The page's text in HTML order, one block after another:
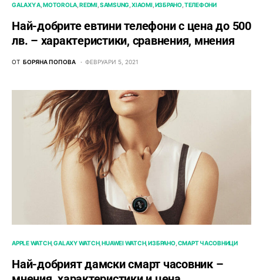
GALAXY A MOTOROLA REDMI SAMSUNG XIAOMI ИЗБРАНО ТЕЛЕФОНИ
Най-добрите евтини телефони с ценa до 500
лв. – характeристики, сравнения, мнения
ОТ БОРЯНА ПОПОВА ФЕВРУАРИ 5, 2021
APPLE WATCH GALAXY WATCH HUAWEI WATCH ИЗБРАНО СМАРТ ЧАСОВНИЦИ
Най-добрият дамски смарт часовник –